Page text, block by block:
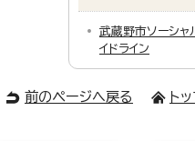
武蔵野市ソーシャ
イドライン
前のページへ戻る ト